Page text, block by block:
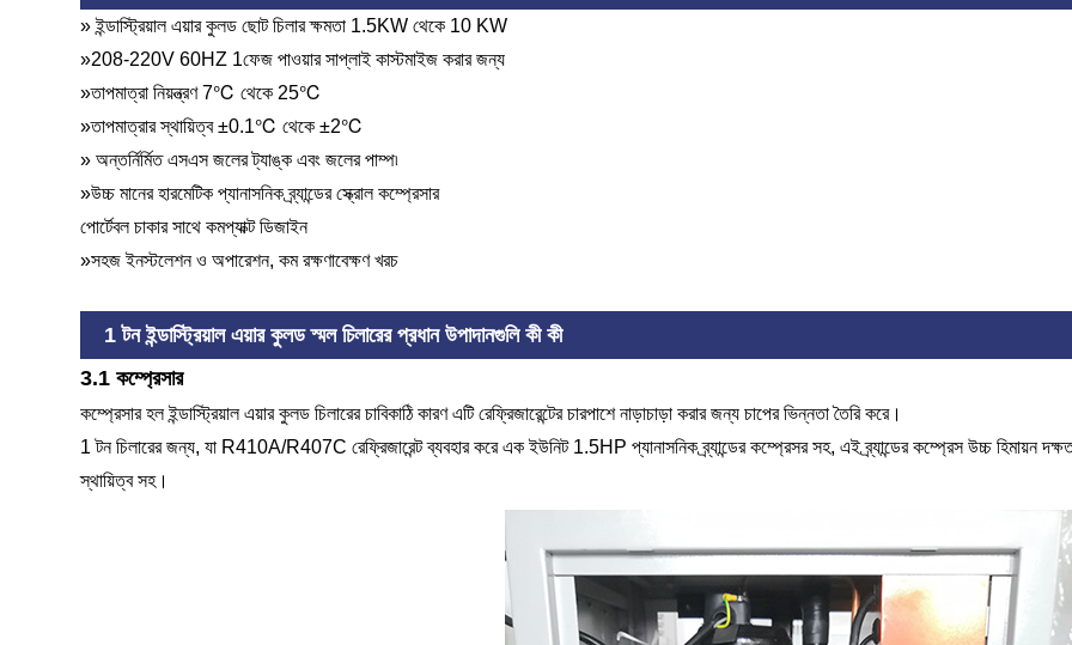
» ইন্ডাস্ট্রিয়াল এয়ার কুলড ছোট চিলার ক্ষমতা 1.5KW থেকে 10 KW
»208-220V 60HZ 1ফেজ পাওয়ার সাপ্লাই কাস্টমাইজ করার জন্য
»তাপমাত্রা নিয়ন্ত্রণ 7℃ থেকে 25℃
»তাপমাত্রার স্থায়িত্ব ±0.1℃ থেকে ±2℃
» অন্তর্নির্মিত এসএস জলের ট্যাঙ্ক এবং জলের পাম্প৷
»উচ্চ মানের হারমেটিক প্যানাসনিক ব্র্যান্ডের স্ক্রোল কম্প্রেসার
পোর্টেবল চাকার সাথে কমপ্যাক্ট ডিজাইন
»সহজ ইনস্টলেশন ও অপারেশন, কম রক্ষণাবেক্ষণ খরচ
1 টন ইন্ডাস্ট্রিয়াল এয়ার কুলড স্মল চিলারের প্রধান উপাদানগুলি কী কী
3.1 কম্প্রেসার
কম্প্রেসার হল ইন্ডাস্ট্রিয়াল এয়ার কুলড চিলারের চাবিকাঠি কারণ এটি রেফ্রিজারেন্টের চারপাশে নাড়াচাড়া করার জন্য চাপের ভিন্নতা তৈরি করে।
1 টন চিলারের জন্য, যা R410A/R407C রেফ্রিজারেন্ট ব্যবহার করে এক ইউনিট 1.5HP প্যানাসনিক ব্র্যান্ডের কম্প্রেসর সহ, এই ব্র্যান্ডের কম্প্রেস উচ্চ হিমায়ন
স্থায়িত্ব সহ।